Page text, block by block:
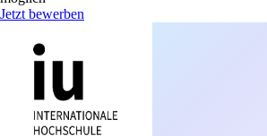
Jetzt bewerben